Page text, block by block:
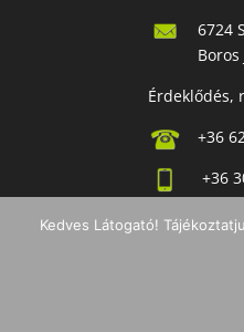
6724
Boros
Érdeklődés,
+36
+36
Minden
Kedves Látogató!